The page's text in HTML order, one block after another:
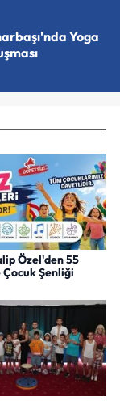
Yoga
Özel'den 55
Şenliği